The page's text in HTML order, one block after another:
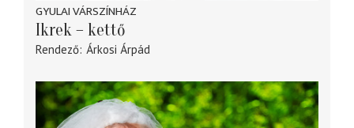
GYULAI VÁRSZÍNHÁZ
Ikrek – kettő
Rendező Árkosi Árpád